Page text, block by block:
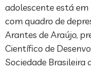
adolescente está
com quadro de
Arantes de Araújo,
Científico de
Sociedade Brasileira